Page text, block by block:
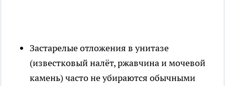
Застарелые отложения в унитазе
(известковый налёт, ржавчина и мочевой
камень) часто не убираются обычными